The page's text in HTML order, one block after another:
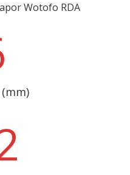
Wotofo RDA